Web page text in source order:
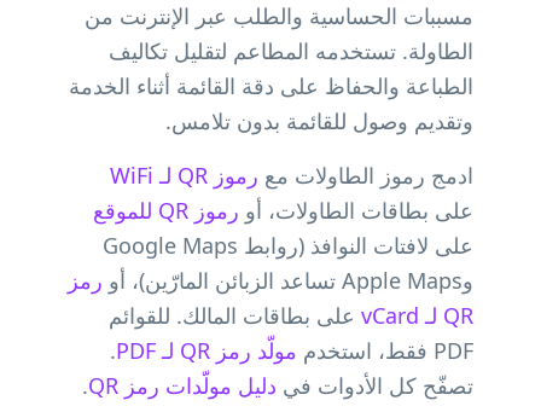
مسببات الحساسية والطلب عبر الإنترنت من
الطاولة. تستخدمه المطاعم لتقليل تكاليف
الطباعة والحفاظ على دقة القائمة أثناء الخدمة
وتقديم وصول للقائمة بدون تلامس.
ادمج رموز الطاولات مع رموز QR لـ WiFi
على بطاقات الطاولات، أو رموز QR للموقع
على لافتات النوافذ (روابط Google Maps
وApple Maps تساعد الزبائن المارّين)، أو
رمز
QR لـ vCard
على بطاقات المالك. للقوائم
PDF فقط، استخدم
مولّد رمز QR لـ PDF
.
تصفّح كل الأدوات في دليل مولّدات رمز QR
.